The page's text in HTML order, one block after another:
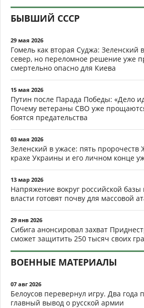
БЫВШИЙ СССР
29 мая 2026
Гомель как вторая Суджа: Зеленский
север, но переломное решение уже
смертельно опасно для Киева
15 мая 2026
Путин после Парада Победы: «Дело
Почему ветераны СВО уже
боятся предательства
03 мая 2026
Зеленский в ужасе: пять пророчеств
крахе Украины и его личном конце
13 мар 2026
Напряжение вокруг российской
власти готовят почву для массовой
29 янв 2026
Сибига анонсировал захват
сможет защитить 250 тысяч своих
ВОЕННЫЕ МАТЕРИАЛЫ
07 авг 2026
Белоусов перевернул игру. Два года
главный вывод о русской армии